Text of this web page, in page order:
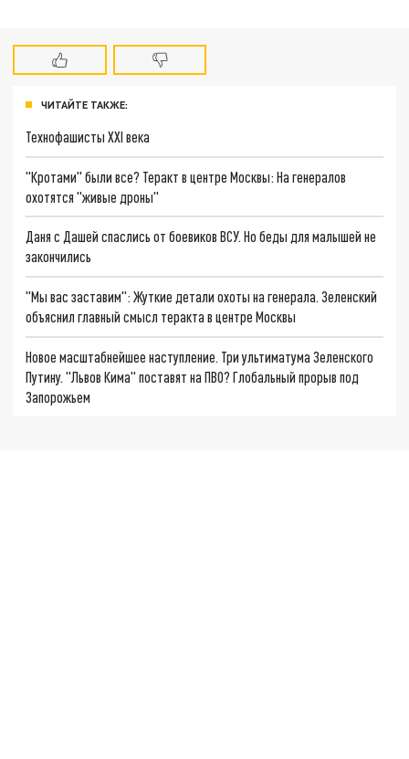
ЧИТАЙТЕ ТАКЖЕ:
Технофашисты XXI века
"Кротами" были все? Теракт в центре Москвы: На генералов
охотятся "живые дроны"
Даня с Дашей спаслись от боевиков ВСУ. Но беды для малышей не
закончились
"Мы вас заставим": Жуткие детали охоты на генерала. Зеленский
объяснил главный смысл теракта в центре Москвы
Новое масштабнейшее наступление. Три ультиматума Зеленского
Путину. "Львов Кима" поставят на ПВО? Глобальный прорыв под
Запорожьем